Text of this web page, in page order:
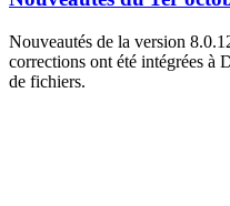
Nouveautés de la version
corrections ont été intégrées à
de fichiers.